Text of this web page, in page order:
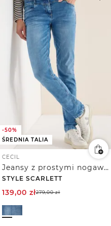
-50%
ŚREDNIA TALIA
CECIL
Jeansy z prostymi nogawkami
STYLE SCARLETT
139,00 zł279,00zł